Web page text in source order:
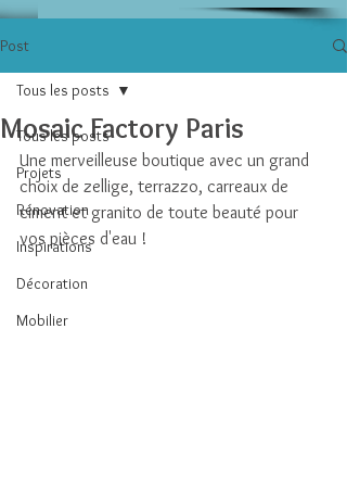
Post
Tous les posts
Projets
Rénovation
Inspirations
Décoration
Mobilier
Tous les posts
Mosaic Factory Paris
Une merveilleuse boutique avec un grand
choix de zellige, terrazzo, carreaux de
ciment et granito de toute beauté pour
vos pièces d'eau !